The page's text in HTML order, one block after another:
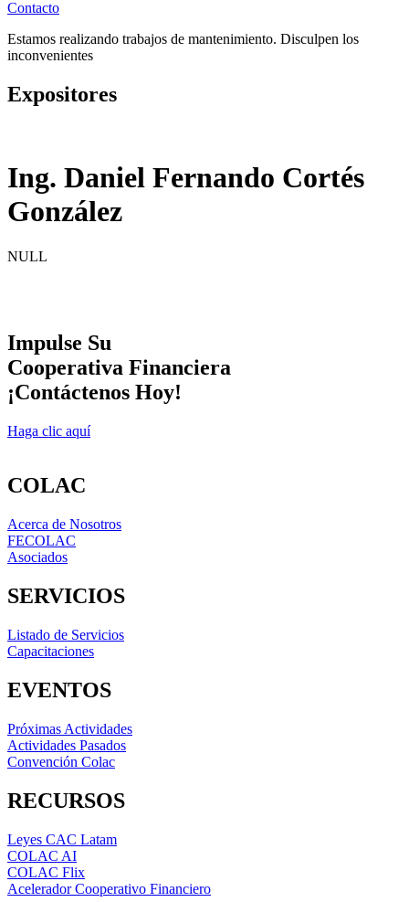
Contacto
Estamos realizando trabajos de mantenimiento. Disculpen los
inconvenientes
Expositores
Ing. Daniel Fernando Cortés
González
NULL
Impulse Su
Cooperativa Financiera
¡Contáctenos Hoy!
Haga clic aquí
COLAC
Acerca de Nosotros
FECOLAC
Asociados
SERVICIOS
Listado de Servicios
Capacitaciones
EVENTOS
Próximas Actividades
Actividades Pasados
Convención Colac
RECURSOS
Leyes CAC Latam
COLAC AI
COLAC Flix
Acelerador Cooperativo Financiero